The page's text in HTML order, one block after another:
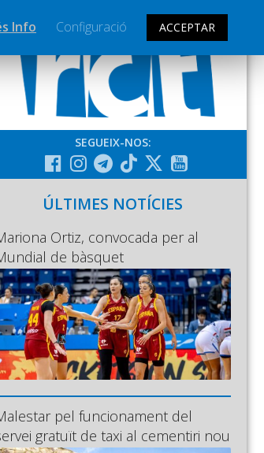
SEGUEIX-NOS:
ÚLTIMES NOTÍCIES
Ortiz, convocada per al
de bàsquet
pel funcionament del
gratuït de taxi al cementiri nou
Info Configuració ACCEPTAR